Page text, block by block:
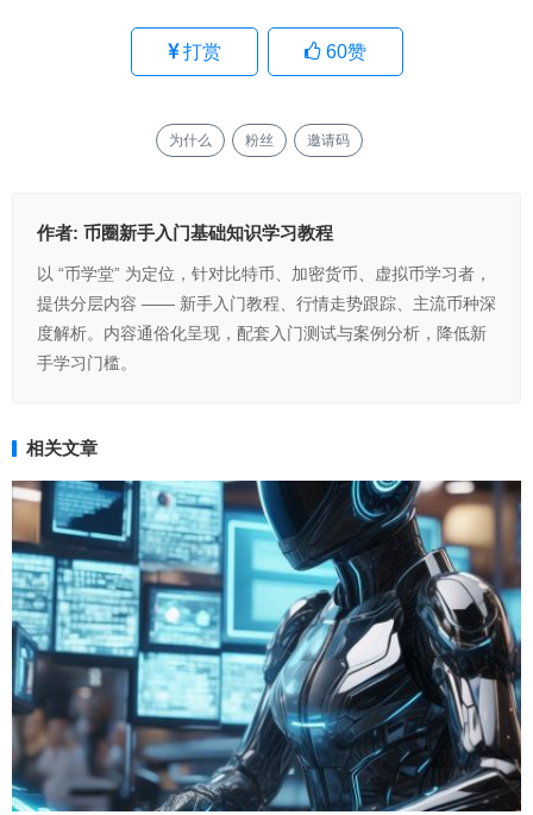
打赏 60赞
为什么 粉丝 邀请码
作者: 币圈新手入门基础知识学习教程
以 “币学堂” 为定位，针对比特币、加密货币、虚拟币学习者，
提供分层内容 —— 新手入门教程、行情走势跟踪、主流币种深
度解析。内容通俗化呈现，配套入门测试与案例分析，降低新
手学习门槛。
相关文章